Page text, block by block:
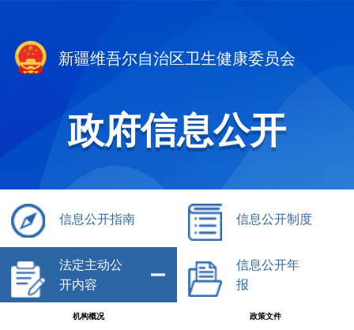
新疆维吾尔自治区卫生健康委员会
政府信息公开
信息公开指南 信息公开制度
法定主动公
开内容
机构概况 政策文件
信息公开年
报